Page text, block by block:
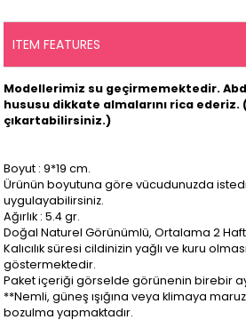
ITEM FEATURES
Modellerimiz su geçirmemektedir.
hususu dikkate almalarını rica ederiz.
çıkartabilirsiniz.)
Boyut : 9*19 cm.
Ürünün boyutuna göre vücudunuzda
uygulayabilirsiniz.
Ağırlık : 5.4 gr.
Doğal Naturel Görünümlü, Ortalama 2
Kalıcılık süresi cildinizin yağlı ve kuru
göstermektedir.
Paket içeriği görselde görünenin birebir
**Nemli, güneş ışığına veya klimaya
bozulma yapmaktadır.